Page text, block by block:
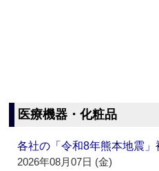
医療機器・化粧品
各社の「令和8年熊本地震」
2026年08月07日 (金)